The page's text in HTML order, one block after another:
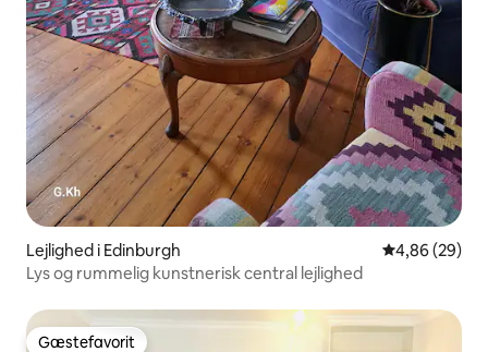
Lejlighed i Edinburgh 4,86 ud af 5 i
4,86 (29)
Lys og rummelig kunstnerisk central lejlighed
Gæstefavorit